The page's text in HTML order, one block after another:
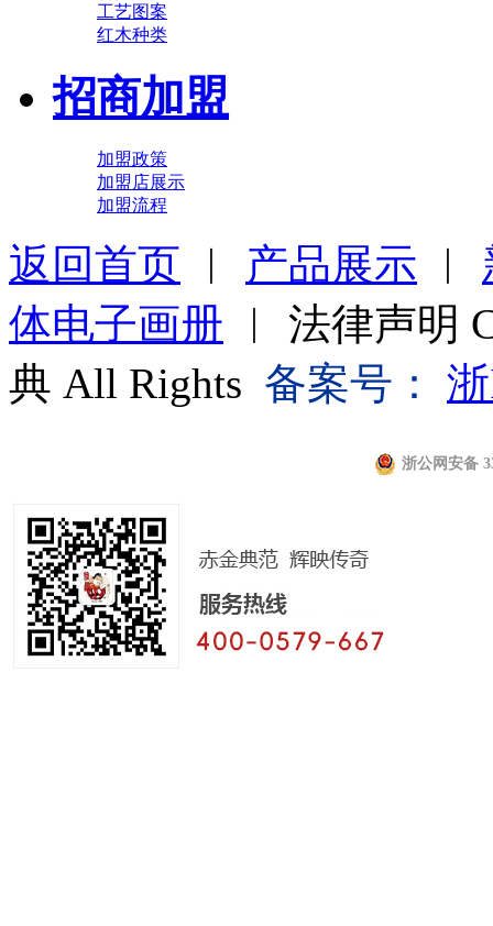
工艺图案
红木种类
招商加盟
加盟政策
加盟店展示
加盟流程
返回首页 ︱ 产品展示 ︱
体电子画册 ︱ 法律声明
典 All Rights 备案号：
浙公网安备